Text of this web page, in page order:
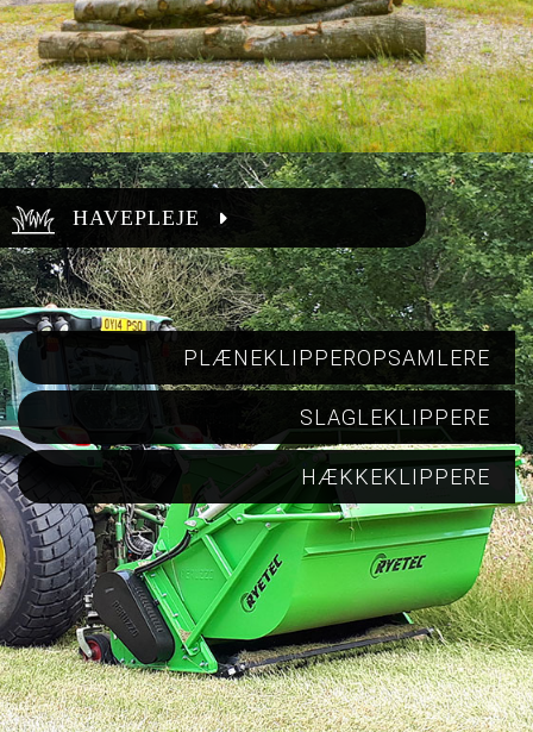
HAVEPLEJE
PLÆNEKLIPPEROPSAMLERE
SLAGLEKLIPPERE
HÆKKEKLIPPERE